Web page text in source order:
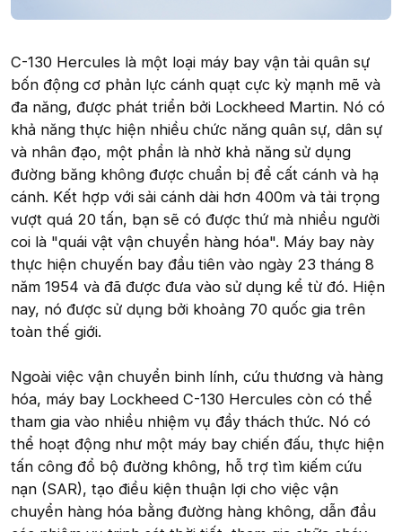
C-130 Hercules là một loại máy bay vận tải quân sự
bốn động cơ phản lực cánh quạt cực kỳ mạnh mẽ và
đa năng, được phát triển bởi Lockheed Martin. Nó có
khả năng thực hiện nhiều chức năng quân sự, dân sự
và nhân đạo, một phần là nhờ khả năng sử dụng
đường băng không được chuẩn bị để cất cánh và hạ
cánh. Kết hợp với sải cánh dài hơn 400m và tải trọng
vượt quá 20 tấn, bạn sẽ có được thứ mà nhiều người
coi là "quái vật vận chuyển hàng hóa". Máy bay này
thực hiện chuyến bay đầu tiên vào ngày 23 tháng 8
năm 1954 và đã được đưa vào sử dụng kể từ đó. Hiện
nay, nó được sử dụng bởi khoảng 70 quốc gia trên
toàn thế giới.
Ngoài việc vận chuyển binh lính, cứu thương và hàng
hóa, máy bay Lockheed C-130 Hercules còn có thể
tham gia vào nhiều nhiệm vụ đầy thách thức. Nó có
thể hoạt động như một máy bay chiến đấu, thực hiện
tấn công đổ bộ đường không, hỗ trợ tìm kiếm cứu
nạn (SAR), tạo điều kiện thuận lợi cho việc vận
chuyển hàng hóa bằng đường hàng không, dẫn đầu